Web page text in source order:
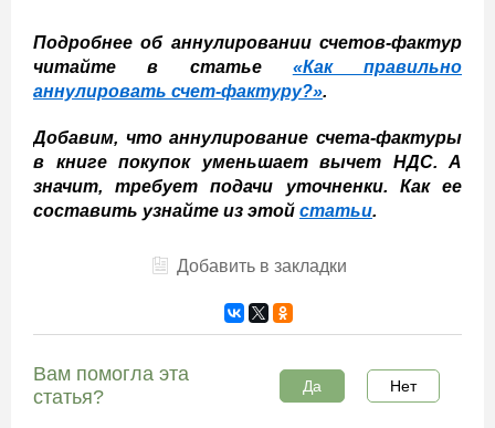
Подробнее об аннулировании счетов-фактур
читайте в статье «Как правильно
аннулировать счет-фактуру?».
Добавим, что аннулирование счета-фактуры
в книге покупок уменьшает вычет НДС. А
значит, требует подачи уточненки. Как ее
составить узнайте из этой статьи.
Добавить в закладки
Вам помогла эта
статья?
Да Нет